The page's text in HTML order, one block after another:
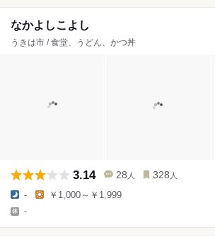
なかよしこよし
うきは市 / 食堂、うどん、かつ丼
3.14 28 人 328 人
- ￥1,000～￥1,999
-